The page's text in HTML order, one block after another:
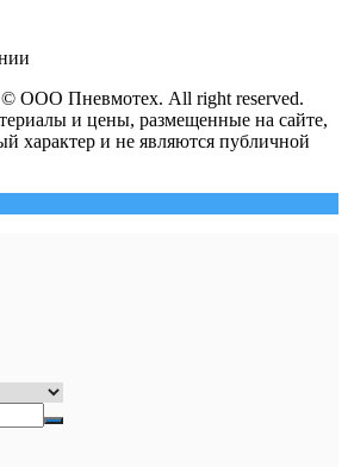
© ООО Пневмотех. All right reserved.
и цены, размещенные на сайте,
характер и не являются публичной